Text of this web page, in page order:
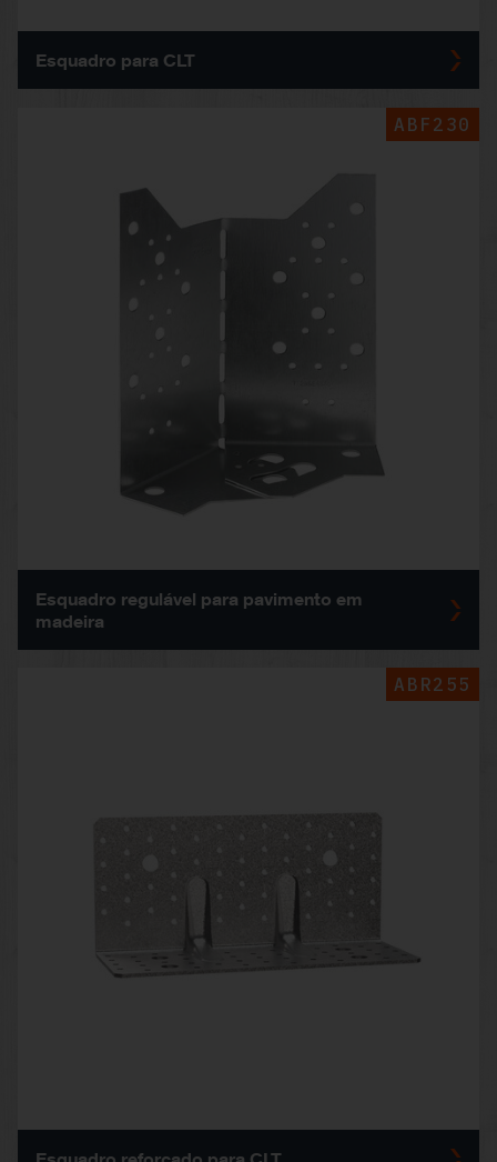
Esquadro para CLT
ABF230
Esquadro regulável para pavimento em
madeira
ABR255